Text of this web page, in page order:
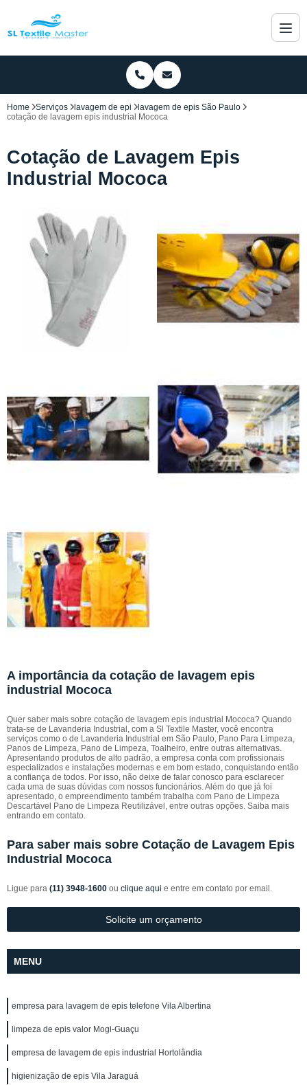
Home Serviços lavagem de epi
lavagem de epis São Paulo
cotação de lavagem epis industrial Mococa
Cotação de Lavagem Epis
Industrial Mococa
A importância da cotação de lavagem epis
industrial Mococa
Quer saber mais sobre cotação de lavagem epis industrial Mococa? Quando
trata-se de Lavanderia Industrial, com a Sl Textile Master, você encontra
serviços como o de Lavanderia Industrial em São Paulo, Pano Para Limpeza,
Panos de Limpeza, Pano de Limpeza, Toalheiro, entre outras alternativas.
Apresentando produtos de alto padrão, a empresa conta com profissionais
especializados e instalações modernas e em bom estado, conquistando então
a confiança de todos. Por isso, não deixe de falar conosco para esclarecer
cada uma de suas dúvidas com nossos funcionários. Além do que já foi
apresentado, o empreendimento também trabalha com Pano de Limpeza
Descartável Pano de Limpeza Reutilizável, entre outras opções. Saiba mais
entrando em contato.
Para saber mais sobre Cotação de Lavagem Epis
Industrial Mococa
Ligue para (11) 3948-1600 ou clique aqui e entre em contato por email.
Solicite um orçamento
MENU
empresa para lavagem de epis telefone Vila Albertina
limpeza de epis valor Mogi-Guaçu
empresa de lavagem de epis industrial Hortolândia
higienização de epis Vila Jaraguá